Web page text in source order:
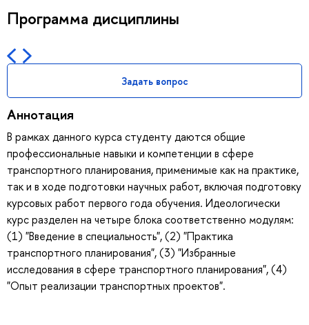
Программа дисциплины
Задать вопрос
Аннотация
В рамках данного курса студенту даются общие
профессиональные навыки и компетенции в сфере
транспортного планирования, применимые как на практике,
так и в ходе подготовки научных работ, включая подготовку
курсовых работ первого года обучения. Идеологически
курс разделен на четыре блока соответственно модулям:
(1) "Введение в специальность", (2) "Практика
транспортного планирования", (3) "Избранные
исследования в сфере транспортного планирования", (4)
"Опыт реализации транспортных проектов".